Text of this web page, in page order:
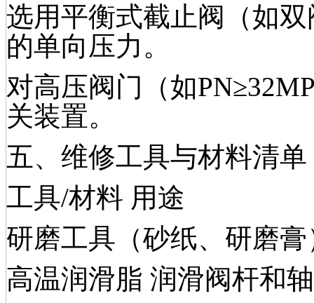
选用平衡式截止阀（如
的单向压力。
对高压阀门（如
关装置。
五、维修工具与材料清单
工具/材料 用途
研磨工具（砂纸、研磨
高温润滑脂 润滑阀杆和